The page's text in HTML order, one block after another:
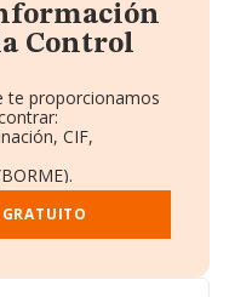
Control
te proporcionamos
CIF,
Empleados.